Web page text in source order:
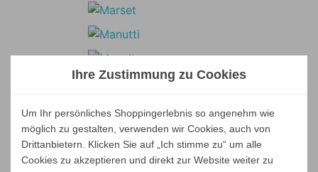
Ihre Zustimmung zu Cookies
Um Ihr persönliches Shoppingerlebnis so angenehm wie
möglich zu gestalten, verwenden wir Cookies, auch von
Drittanbietern. Klicken Sie auf „Ich stimme zu“ um alle
Cookies zu akzeptieren und direkt zur Website weiter zu